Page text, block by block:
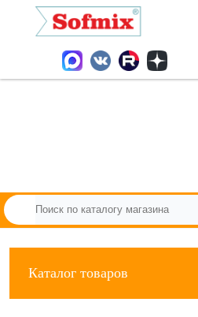
Каталог товаров